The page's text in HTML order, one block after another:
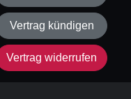
Vertrag kündigen
Vertrag widerrufen